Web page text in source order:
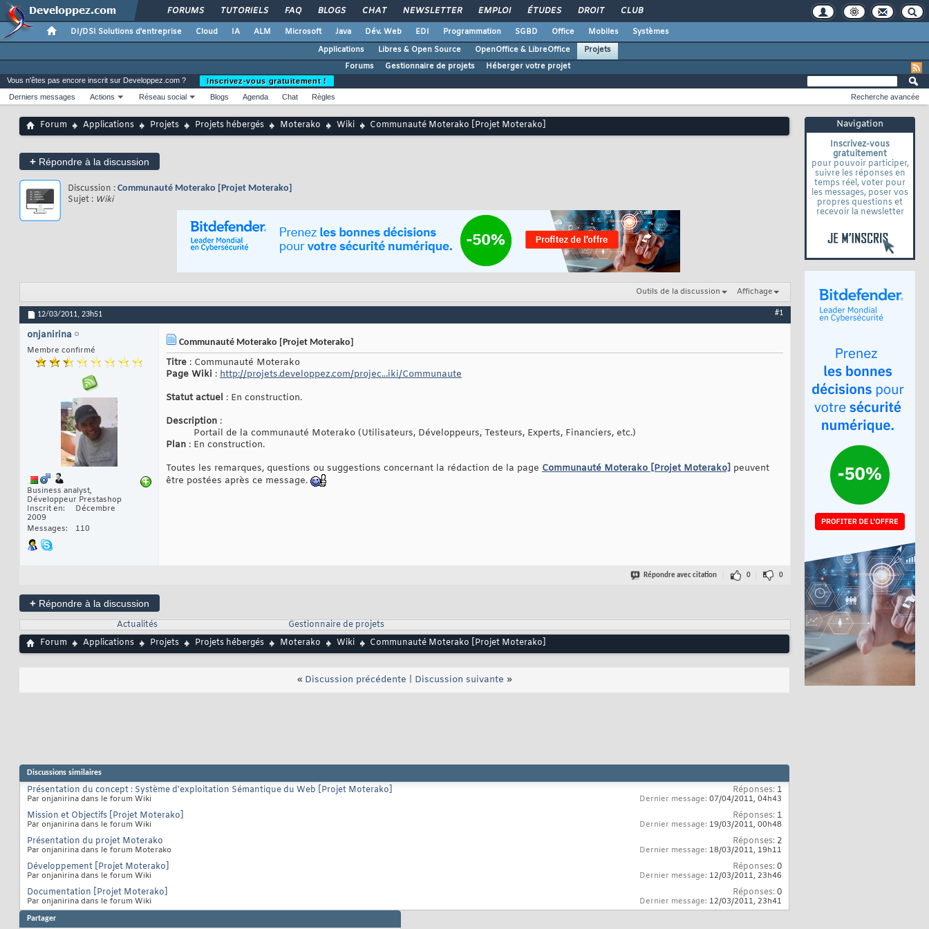
FORUMS TUTORIELS FAQ BLOGS CHAT NEWSLETTER EMPLOI ÉTUDES DROIT CLUB
DI/DSI Solutions d'entreprise Cloud IA ALM Microsoft Java Dév. Web EDI Programmation SGBD Office Mobiles
Systèmes
Applications
Libres & Open Source OpenOffice & LibreOffice
Projets
Forums
Gestionnaire de projets Héberger votre projet
Navigation
Inscrivez-vous
gratuitement
pour pouvoir participer,
suivre les réponses en
temps réel, voter pour
les messages, poser vos
propres questions et
recevoir la newsletter
Vous n'êtes pas encore inscrit sur Developpez.com ?
Inscrivez-vous gratuitement !
Derniers messages
Actions Réseau social Blogs Agenda Chat Règles Recherche avancée
Forum Applications Projets Projets hébergés Moterako Wiki Communauté Moterako [Projet Moterako]
+ Répondre à la discussion
Discussion : Communauté Moterako [Projet Moterako]
Sujet : Wiki
Outils de la discussion Affichage
12/03/2011, 23h51 #1
onjanirina
Membre confirmé
Business analyst,
Développeur Prestashop
Inscrit en
Décembre
2009
Messages
110
Communauté Moterako [Projet Moterako]
Titre : Communauté Moterako
Page Wiki : http://projets.developpez.com/projec...iki/Communaute
Statut actuel : En construction.
Description :
Portail de la communauté Moterako (Utilisateurs, Développeurs, Testeurs, Experts, Financiers, etc.)
Plan : En construction.
Toutes les remarques, questions ou suggestions concernant la rédaction de la page Communauté Moterako [Projet Moterako] peuvent
être postées après ce message.
Répondre avec citation 0 0
+ Répondre à la discussion
Actualités
Gestionnaire de projets
Forum
Applications Projets Projets hébergés Moterako Wiki Communauté Moterako [Projet Moterako]
« Discussion précédente Discussion suivante »
Discussions similaires
Présentation du concept : Système d'exploitation Sémantique du Web [Projet Moterako]
Par onjanirina dans le forum Wiki
Réponses: 1
Dernier message: 07/04/2011, 04h43
Mission et Objectifs [Projet Moterako]
Par onjanirina dans le forum Wiki
Réponses: 1
Dernier message: 19/03/2011, 00h48
Présentation du projet Moterako
Par onjanirina dans le forum Moterako
Réponses: 2
Dernier message: 18/03/2011, 19h11
Développement [Projet Moterako]
Par onjanirina dans le forum Wiki
Réponses:0
Dernier message: 12/03/2011, 23h46
Documentation [Projet Moterako]
Par onjanirina dans le forum Wiki
Réponses:0
Dernier message: 12/03/2011, 23h41
Partager